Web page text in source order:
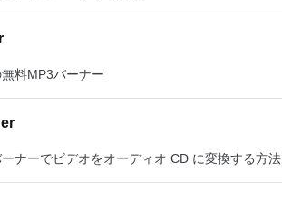
料MP3バーナー
ナーでビデオをオーディオ CD に変換する方法